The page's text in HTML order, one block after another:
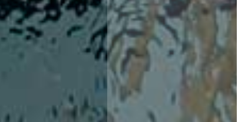
Contatti
Mappa del sito